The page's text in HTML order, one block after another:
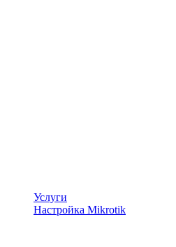
Услуги
Настройка Mikrotik